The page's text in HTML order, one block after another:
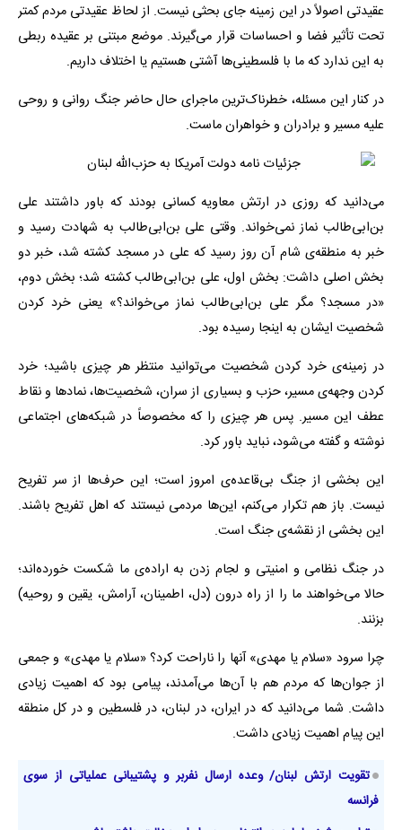
عقیدتی اصولاً در این زمینه جای بحثی نیست. از لحاظ عقیدتی مردم کمتر
تحت تأثیر فضا و احساسات قرار می‌گیرند. موضع مبتنی بر عقیده ربطی
به این ندارد که ما با فلسطینی‌ها آشتی هستیم یا اختلاف داریم.
در کنار این مسئله، خطرناک‌ترین ماجرای حال حاضر جنگ روانی و روحی
علیه مسیر و برادران و خواهران ماست.
می‌دانید که روزی در ارتش معاویه کسانی بودند که باور داشتند علی
بن‌ابی‌طالب نماز نمی‌خواند. وقتی علی بن‌ابی‌طالب به شهادت رسید و
خبر به منطقه‌ی شام آن روز رسید که علی در مسجد کشته شد، خبر دو
بخش اصلی داشت: بخش اول، علی بن‌ابی‌طالب کشته شد؛ بخش دوم،
«در مسجد؟ مگر علی بن‌ابی‌طالب نماز می‌خواند؟» یعنی خرد کردن
شخصیت ایشان به اینجا رسیده بود.
در زمینه‌ی خرد کردن شخصیت می‌توانید منتظر هر چیزی باشید؛ خرد
کردن وجهه‌ی مسیر، حزب و بسیاری از سران، شخصیت‌ها، نمادها و نقاط
عطف این مسیر. پس هر چیزی را که مخصوصاً در شبکه‌های اجتماعی
نوشته و گفته می‌شود، نباید باور کرد.
این بخشی از جنگ بی‌قاعده‌ی امروز است؛ این حرف‌ها از سر تفریح
نیست. باز هم تکرار می‌کنم، این‌ها مردمی نیستند که اهل تفریح باشند.
این بخشی از نقشه‌ی جنگ است.
در جنگ نظامی و امنیتی و لجام زدن به اراده‌ی ما شکست خورده‌اند؛
حالا می‌خواهند ما را از راه درون (دل، اطمینان، آرامش، یقین و روحیه)
بزنند.
چرا سرود «سلام یا مهدی» آنها را ناراحت کرد؟ «سلام یا مهدی» و جمعی
از جوان‌ها که مردم هم با آن‌ها می‌آمدند، پیامی بود که اهمیت زیادی
داشت. شما می‌دانید که در ایران، در لبنان، در فلسطین و در کل منطقه
این پیام اهمیت زیادی داشت.
تقویت ارتش لبنان/ وعده ارسال نفربر و پشتیبانی عملیاتی از سوی
فرانسه